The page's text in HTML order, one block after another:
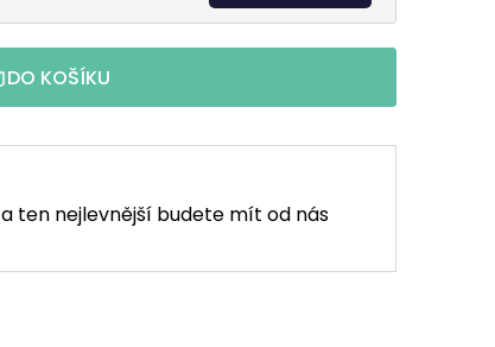
DO KOŠÍKU
ten nejlevnější budete mít od nás